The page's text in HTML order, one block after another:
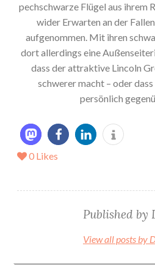
pechschwarze Flügel aus ihrem
wider Erwarten an der
aufgenommen. Mit ihren
dort allerdings eine
dass der attraktive Lincoln
schwerer macht – oder
persönlich
0 Likes
Published by
View all posts by